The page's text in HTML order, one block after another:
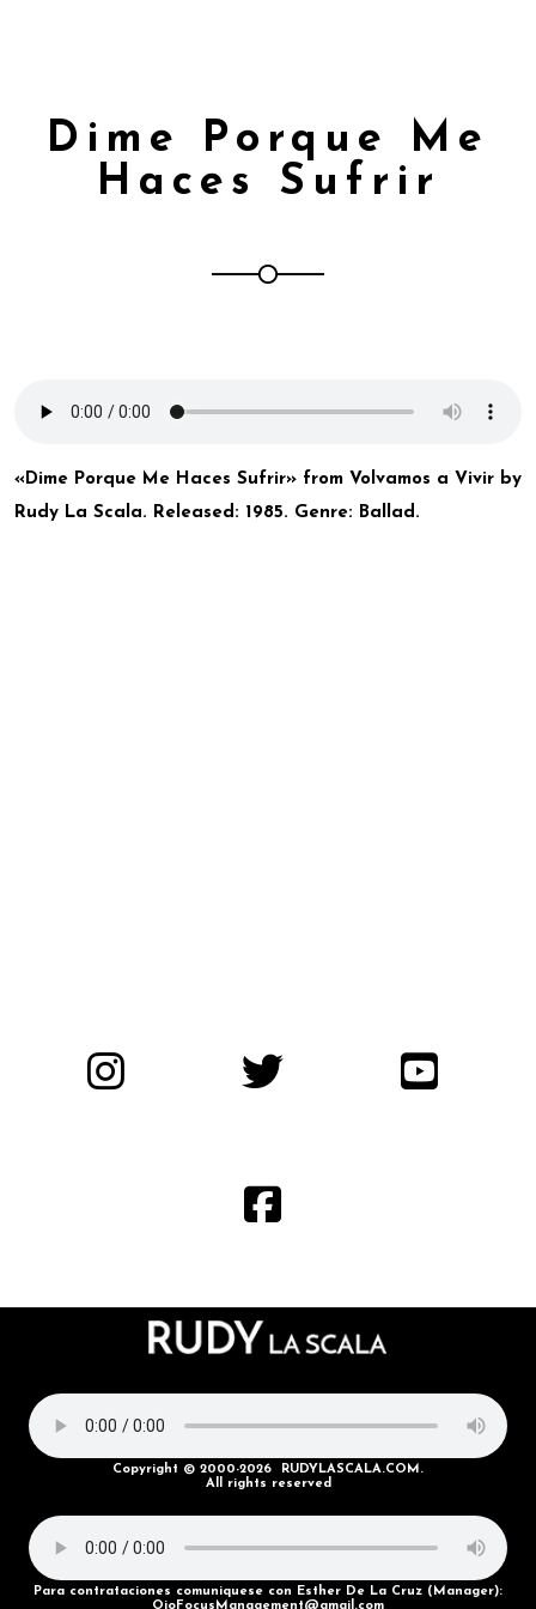
Dime Porque Me
Haces Sufrir
«Dime Porque Me Haces Sufrir» from Volvamos a Vivir by
Rudy La Scala. Released: 1985. Genre: Ballad.
Copyright © 2000-2026 RUDYLASCALA.COM.
All rights reserved
Para contrataciones comuniquese con Esther De La Cruz (Manager):
OjoFocusManagement@gmail.com